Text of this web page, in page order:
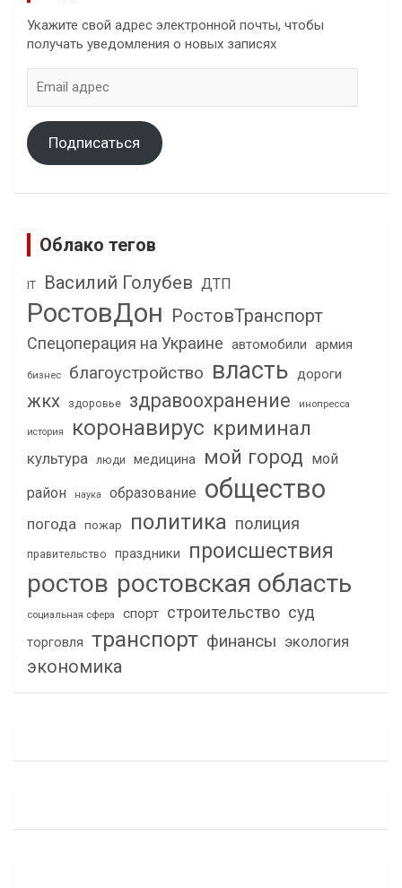
Укажите свой адрес электронной почты, чтобы
получать уведомления о новых записях
адрес
Подписаться
Облако тегов
IT Василий Голубев ДТП
РостовДон РостовТранспорт
Спецоперация на Украине автомобили армия
бизнес благоустройство власть дороги
жкх здоровье здравоохранение инопресса
история коронавирус криминал
культура люди медицина мой город мой
район
наука образование общество
погода пожар политика полиция
правительство праздники происшествия
ростов ростовская область
социальная сфера спорт строительство суд
торговля транспорт финансы экология
экономика